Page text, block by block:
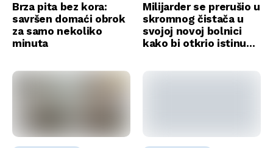
Brza pita bez kora:
savršen domaći obrok
za samo nekoliko
minuta
Milijarder se prerušio u
skromnog čistača u
svojoj novoj bolnici
kako bi otkrio istinu…